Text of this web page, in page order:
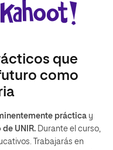
que
como
práctica y
UNIR. Durante el curso,
Trabajarás en